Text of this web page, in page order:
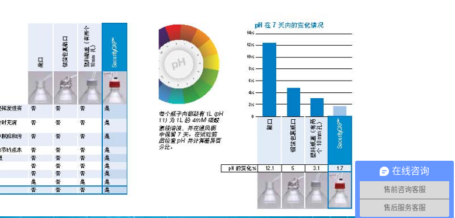
在线咨询
售前咨询客服
售后服务客服